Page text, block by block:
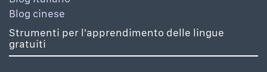
Blog cinese
Strumenti per l'apprendimento delle lingue
gratuiti